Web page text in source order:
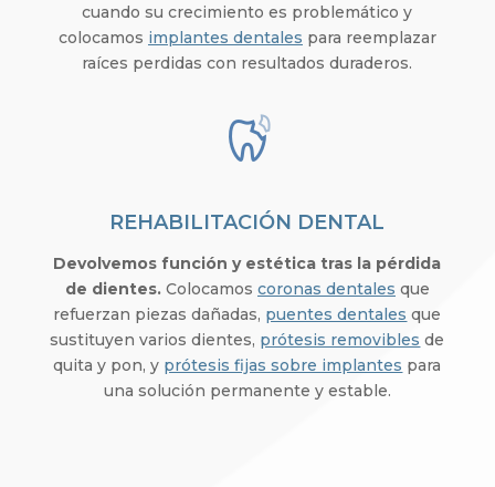
cuando su crecimiento es problemático y
colocamos implantes dentales para reemplazar
raíces perdidas con resultados duraderos.
REHABILITACIÓN DENTAL
Devolvemos función y estética tras la pérdida
de dientes.Colocamos coronas dentales que
refuerzan piezas dañadas, puentes dentales que
sustituyen varios dientes, prótesis removibles de
quita y pon, y prótesis fijas sobre implantes para
una solución permanente y estable.